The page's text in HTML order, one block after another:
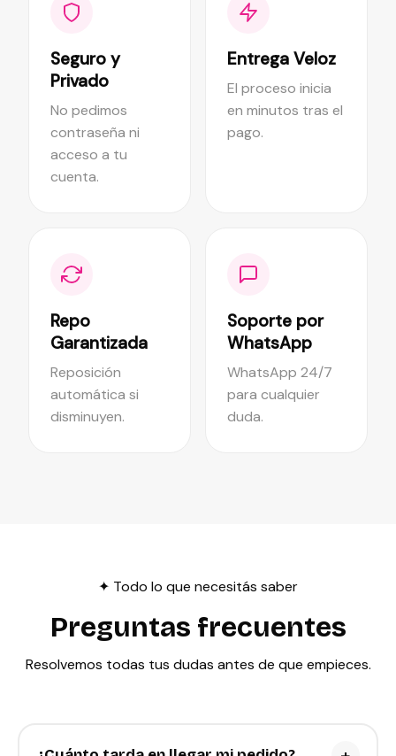
Seguro y
Privado
No pedimos
contraseña ni
acceso a tu
cuenta.
Entrega Veloz
El proceso inicia
en minutos tras el
pago.
Repo
Garantizada
Reposición
automática si
disminuyen.
Soporte por
WhatsApp
WhatsApp 24/7
para cualquier
duda.
✦ Todo lo que necesitás saber
Preguntas frecuentes
Resolvemos todas tus dudas antes de que empieces.